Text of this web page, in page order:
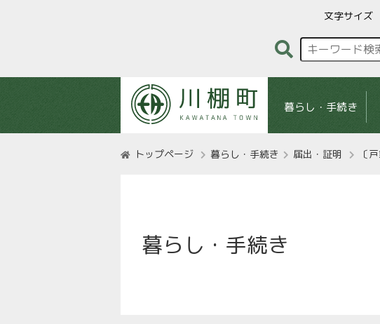
文字サイズ
暮らし・手続き
トップページ 暮らし・手続き 届出・証明 〔
暮らし・手続き